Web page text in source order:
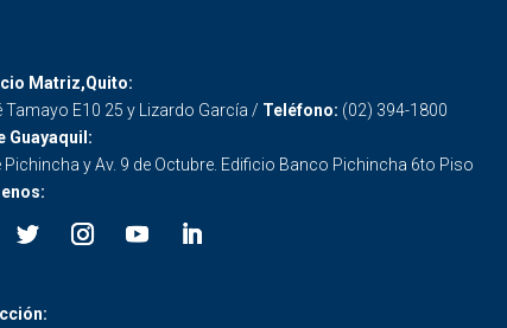
Matriz,Quito:
Tamayo E10 25 y Lizardo García / Teléfono: (02) 394-1800
Guayaquil:
Pichincha y Av. 9 de Octubre. Edificio Banco Pichincha 6to Piso